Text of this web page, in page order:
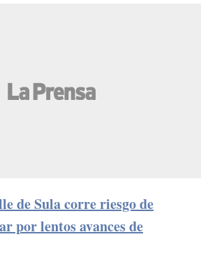
de Sula corre riesgo de
por lentos avances de